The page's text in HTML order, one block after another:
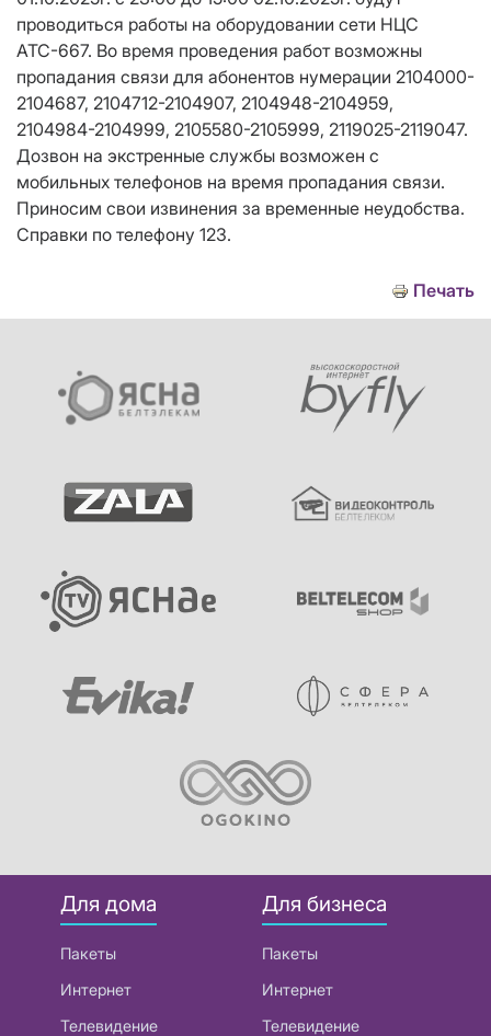
проводиться работы на оборудовании сети НЦС
АТС-667. Во время проведения работ возможны
пропадания связи для абонентов нумерации 2104000-
2104687, 2104712-2104907, 2104948-2104959,
2104984-2104999, 2105580-2105999, 2119025-2119047.
Дозвон на экстренные службы возможен с
мобильных телефонов на время пропадания связи.
Приносим свои извинения за временные неудобства.
Справки по телефону 123.
Печать
Для дома
Пакеты
Интернет
Телевидение
Для бизнеса
Пакеты
Интернет
Телевидение